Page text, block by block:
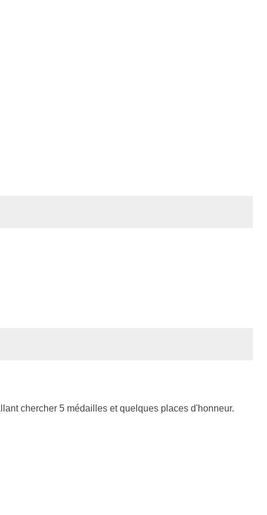
chercher 5 médailles et quelques places d'honneur.